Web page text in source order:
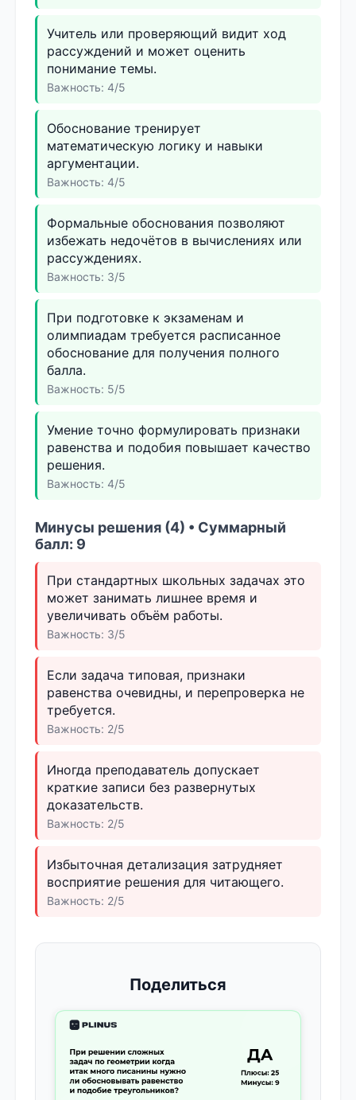
Учитель или проверяющий видит ход
рассуждений и может оценить
понимание темы.
Важность: 4/5
Обоснование тренирует
математическую логику и навыки
аргументации.
Важность: 4/5
Формальные обоснования позволяют
избежать недочётов в вычислениях или
рассуждениях.
Важность: 3/5
При подготовке к экзаменам и
олимпиадам требуется расписанное
обоснование для получения полного
балла.
Важность: 5/5
Умение точно формулировать признаки
равенства и подобия повышает качество
решения.
Важность: 4/5
Минусы решения (4) • Суммарный
балл: 9
При стандартных школьных задачах это
может занимать лишнее время и
увеличивать объём работы.
Важность: 3/5
Если задача типовая, признаки
равенства очевидны, и перепроверка не
требуется.
Важность: 2/5
Иногда преподаватель допускает
краткие записи без развернутых
доказательств.
Важность: 2/5
Избыточная детализация затрудняет
восприятие решения для читающего.
Важность: 2/5
Поделиться